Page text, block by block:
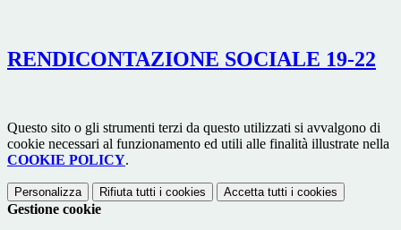
RENDICONTAZIONE SOCIALE 19-22
Questo sito o gli strumenti terzi da questo utilizzati si avvalgono di
cookie necessari al funzionamento ed utili alle finalità illustrate nella
COOKIE POLICY.
Personalizza Rifiuta tutti i cookies Accetta tutti i cookies
Gestione cookie